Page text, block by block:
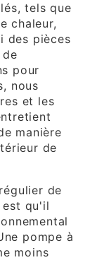
tels que
chaleur,
des pièces
pour
nous
et les
manière
de
de
qu'il
pompe à
moins